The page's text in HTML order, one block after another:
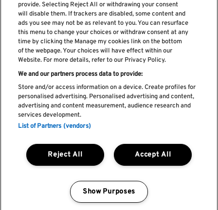
Subscreve a nossa newsletter
Li e aceito os Política de privacidade
Livro de Reclamações
Livro de Elogios
Política de cookies
Termos e condições
Faq's
REGULAMENTO DA CIDADE DO ROCK
by Blendd @ 2026
provide. Selecting Reject All or withdrawing your consent
will disable them. If trackers are disabled, some content and
ads you see may not be as relevant to you. You can resurface
this menu to change your choices or withdraw consent at any
time by clicking the Manage my cookies link on the bottom
of the webpage. Your choices will have effect within our
Website. For more details, refer to our Privacy Policy.
We and our partners process data to provide:
Store and/or access information on a device. Create profiles for
personalised advertising. Personalised advertising and content,
advertising and content measurement, audience research and
services development.
List of Partners (vendors)
Accept All
Reject All
Show Purposes